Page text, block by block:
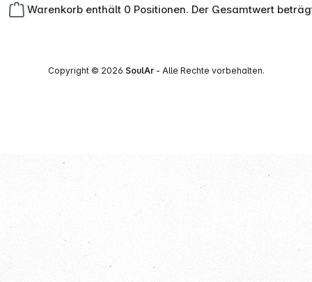
Warenkorb enthält 0 Positionen. Der Gesamtwert
Copyright © 2026 SoulAr- Alle Rechte vorbehalten.